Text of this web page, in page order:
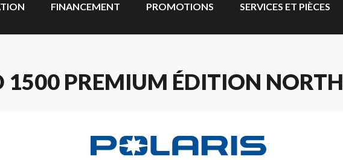
FINANCEMENT PROMOTIONS SERVICES ET PIÈCES
1500 PREMIUM ÉDITION